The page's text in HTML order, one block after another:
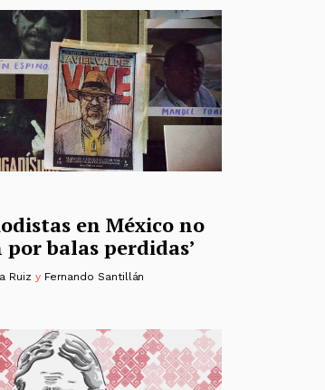
en México no
balas perdidas’
Ruiz y Fernando Santillán